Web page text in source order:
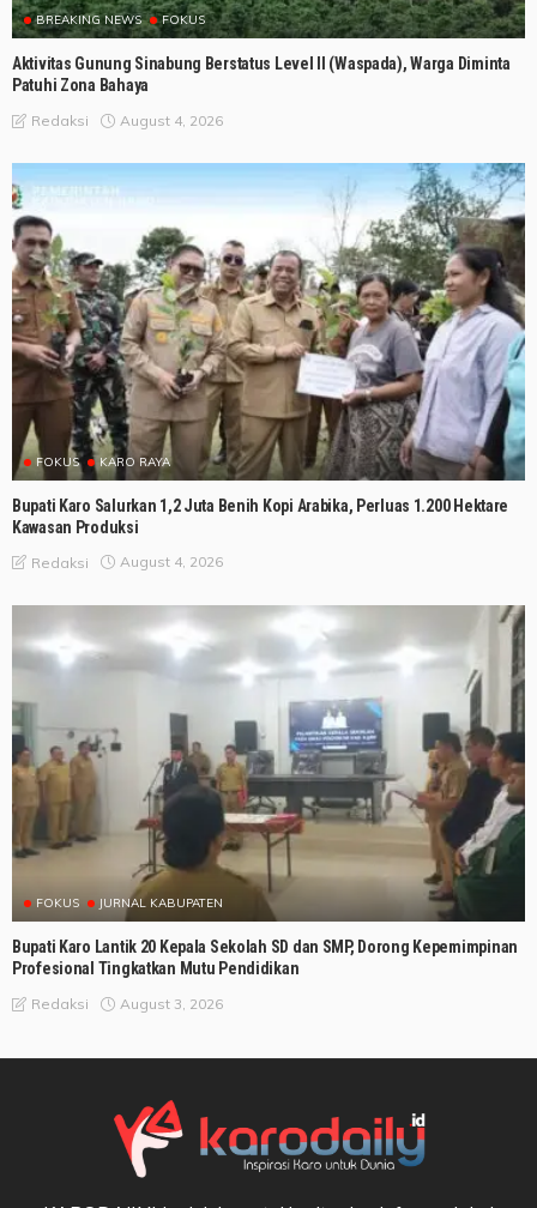
BREAKING NEWS FOKUS
Aktivitas Gunung Sinabung Berstatus Level II (Waspada), Warga Diminta
Patuhi Zona Bahaya
Redaksi August 4, 2026
FOKUS KARO RAYA
Bupati Karo Salurkan 1,2 Juta Benih Kopi Arabika, Perluas 1.200 Hektare
Kawasan Produksi
Redaksi August 4, 2026
FOKUS JURNAL KABUPATEN
Bupati Karo Lantik 20 Kepala Sekolah SD dan SMP, Dorong Kepemimpinan
Profesional Tingkatkan Mutu Pendidikan
Redaksi August 3, 2026